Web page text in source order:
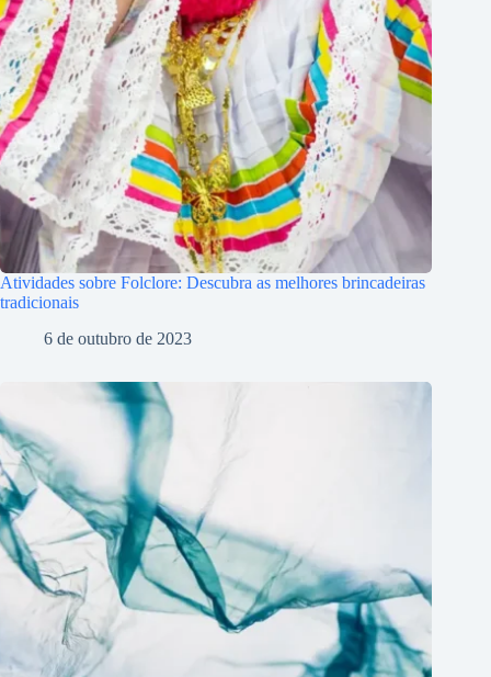
Atividades sobre Folclore: Descubra as melhores brincadeiras
tradicionais
6 de outubro de 2023